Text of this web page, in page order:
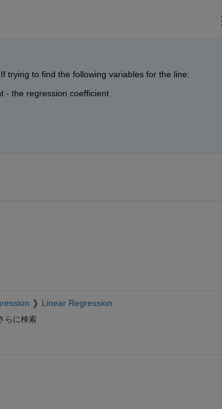
trying to find the following variables for the line:
- the regression coefficient
Linear Regression
らに検索